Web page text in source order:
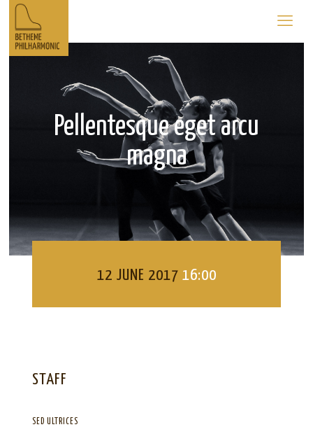
Pellentesque eget arcu
magna
12 JUNE 2017 16:00
STAFF
SED ULTRICES